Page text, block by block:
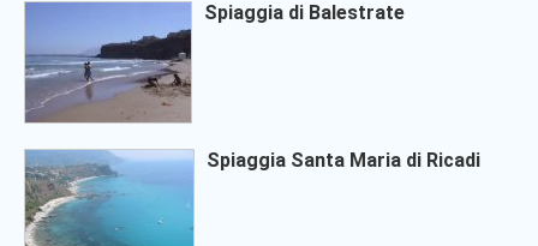
Spiaggia di Balestrate
Spiaggia Santa Maria di Ricadi